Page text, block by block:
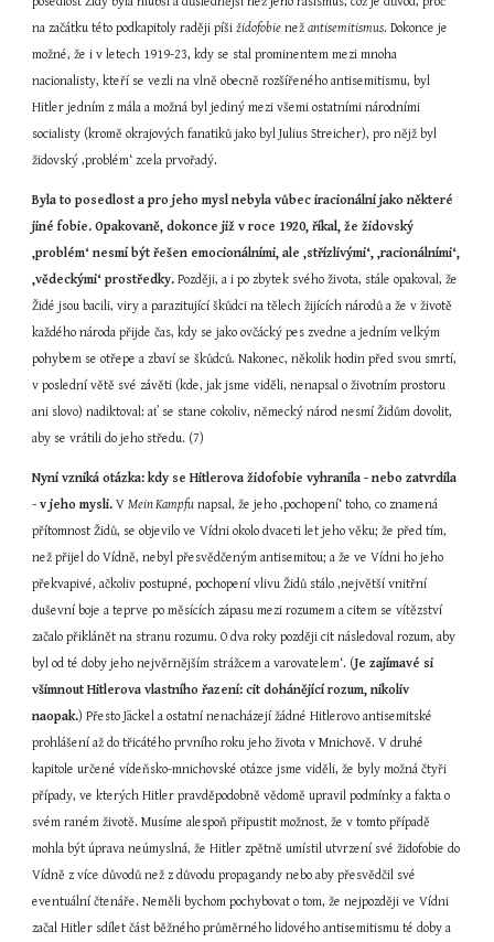
na začátku této podkapitoly raději píši židofobie než antisemitismus. Dokonce je
možné, že i v letech 1919-23, kdy se stal prominentem mezi mnoha
nacionalisty, kteří se vezli na vlně obecně rozšířeného antisemitismu, byl
Hitler jedním z mála a možná byl jediný mezi všemi ostatními národními
socialisty (kromě okrajových fanatiků jako byl Julius Streicher), pro nějž byl
židovský ‚problém‘ zcela prvořadý.
Byla to posedlost a pro jeho mysl nebyla vůbec iracionální jako některé
jiné fobie. Opakovaně, dokonce již v roce 1920, říkal, že židovský
‚problém‘ nesmí být řešen emocionálními, ale ‚střízlivými‘, ‚racionálními‘,
‚vědeckými‘ prostředky. Později, a i po zbytek svého života, stále opakoval, že
Židé jsou bacili, viry a parazitující škůdci na tělech žijících národů a že v životě
každého národa přijde čas, kdy se jako ovčácký pes zvedne a jedním velkým
pohybem se otřepe a zbaví se škůdců. Nakonec, několik hodin před svou smrtí,
v poslední větě své závěti (kde, jak jsme viděli, nenapsal o životním prostoru
ani slovo) nadiktoval: ať se stane cokoliv, německý národ nesmí Židům dovolit,
aby se vrátili do jeho středu. (7)
Nyní vzniká otázka: kdy se Hitlerova židofobie vyhranila - nebo zatvrdila
- v jeho mysli. V Mein Kampfu napsal, že jeho ‚pochopení‘ toho, co znamená
přítomnost Židů, se objevilo ve Vídni okolo dvaceti let jeho věku; že před tím,
než přijel do Vídně, nebyl přesvědčeným antisemitou; a že ve Vídni ho jeho
překvapivé, ačkoliv postupné, pochopení vlivu Židů stálo ‚největší vnitřní
duševní boje a teprve po měsících zápasu mezi rozumem a citem se vítězství
začalo přiklánět na stranu rozumu. O dva roky později cit následoval rozum, aby
byl od té doby jeho nejvěrnějším strážcem a varovatelem‘. (Je zajímavé si
všimnout Hitlerova vlastního řazení: cit dohánějící rozum, nikoliv
naopak.) Přesto Jäckel a ostatní nenacházejí žádné Hitlerovo antisemitské
prohlášení až do třicátého prvního roku jeho života v Mnichově. V druhé
kapitole určené vídeňsko-mnichovské otázce jsme viděli, že byly možná čtyři
případy, ve kterých Hitler pravděpodobně vědomě upravil podmínky a fakta o
svém raném životě. Musíme alespoň připustit možnost, že v tomto případě
mohla být úprava neúmyslná, že Hitler zpětně umístil utvrzení své židofobie do
Vídně z více důvodů než z důvodu propagandy nebo aby přesvědčil své
eventuální čtenáře. Neměli bychom pochybovat o tom, že nejpozději ve Vídni
začal Hitler sdílet část běžného průměrného lidového antisemitismu té doby a